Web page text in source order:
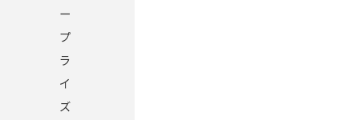
ー
プ
ラ
イ
ズ